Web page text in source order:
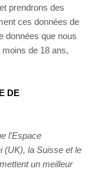
prendrons des
ces données de
données que nous
de 18 ans,
DE
l'Espace
(UK), la Suisse et le
un meilleur